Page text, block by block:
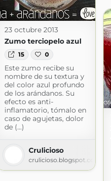
23 octubre 2013
Zumo terciopelo azul
15 0
Este zumo recibe su
nombre de su textura y
del color azul profundo
de los arándanos. Su
efecto es anti-
inflamatorio, tómalo en
caso de agujetas, dolor
de (...)
Crulicioso
crulicioso.blogspot.com